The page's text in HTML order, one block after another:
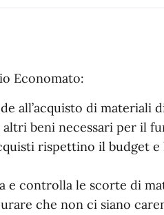
Economato:
all’acquisto di materiali
beni necessari per il
rispettino il budget e
e controlla le scorte di
che non ci siano